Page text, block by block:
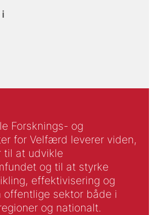
Forsknings- og
for Velfærd leverer viden,
til at udvikle
og til at styrke
effektivisering og
offentlige sektor både i
og nationalt.